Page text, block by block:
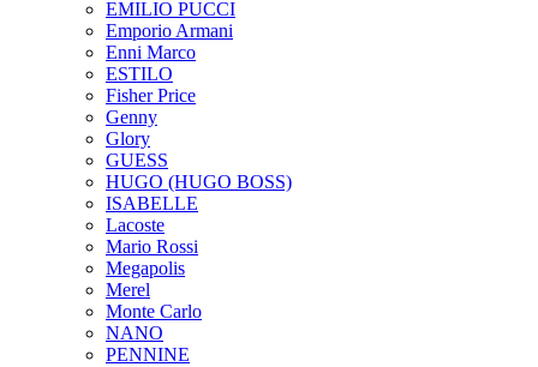
EMILIO PUCCI
Emporio Armani
Enni Marco
ESTILO
Fisher Price
Genny
Glory
GUESS
HUGO (HUGO BOSS)
ISABELLE
Lacoste
Mario Rossi
Megapolis
Merel
Monte Carlo
NANO
PENNINE